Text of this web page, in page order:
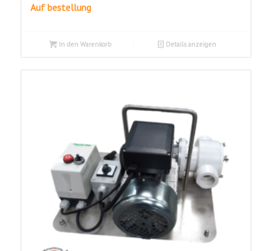
CHF3'300.00
Auf bestellung
In den Warenkorb Details anzeigen